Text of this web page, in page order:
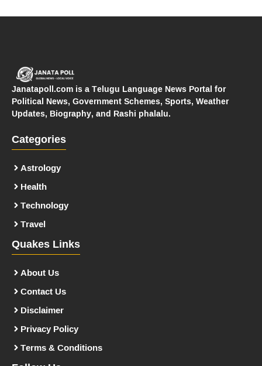
Janatapoll.com is a Telugu Language News Portal for
Political News, Government Schemes, Sports, Weather
Updates, Biography, and Rashi phalalu.
Categories
Astrology
Health
Technology
Travel
Quakes Links
About Us
Contact Us
Disclaimer
Privacy Policy
Terms & Conditions